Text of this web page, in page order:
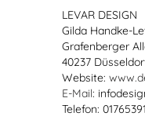
LEVAR DESIGN
Gilda Handke-
Grafenberger
40237
Website:
E-Mail:
Telefon: